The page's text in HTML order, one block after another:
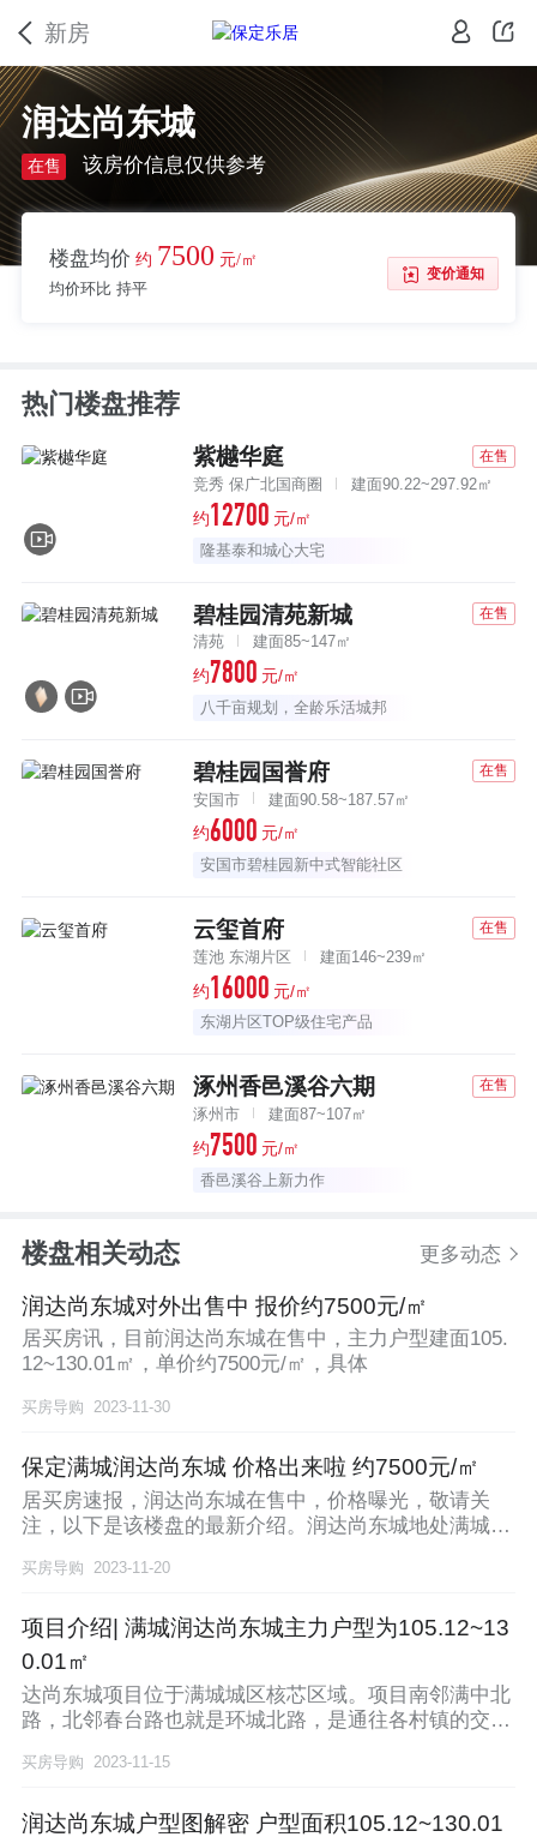
新房
润达尚东城
在售 该房价信息仅供参考
楼盘均价 约 7500 元/㎡
均价环比 持平
变价通知
热门楼盘推荐
紫樾华庭 在售
竞秀 保广北国商圈 建面90.22~297.92㎡
约12700 元/㎡
隆基泰和城心大宅
碧桂园清苑新城 在售
清苑 建面85~147㎡
约7800 元/㎡
八千亩规划，全龄乐活城邦
碧桂园国誉府 在售
安国市 建面90.58~187.57㎡
约6000 元/㎡
安国市碧桂园新中式智能社区
云玺首府 在售
莲池 东湖片区 建面146~239㎡
约16000 元/㎡
东湖片区TOP级住宅产品
涿州香邑溪谷六期 在售
涿州市 建面87~107㎡
约7500 元/㎡
香邑溪谷上新力作
楼盘相关动态 更多动态
润达尚东城对外出售中 报价约7500元/㎡
居买房讯，目前润达尚东城在售中，主力户型建面105.
12~130.01㎡，单价约7500元/㎡，具体
买房导购 2023-11-30
保定满城润达尚东城 价格出来啦 约7500元/㎡
居买房速报，润达尚东城在售中，价格曝光，敬请关
注，以下是该楼盘的最新介绍。润达尚东城地处满城区
买房导购 2023-11-20
项目介绍| 满城润达尚东城主力户型为105.12~13
0.01㎡
达尚东城项目位于满城城区核芯区域。项目南邻满中北
路，北邻春台路也就是环城北路，是通往各村镇的交通
买房导购 2023-11-15
润达尚东城户型图解密 户型面积105.12~130.01